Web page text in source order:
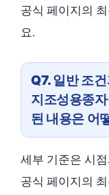
공식 페이지의
요.
Q7. 일반 조
지조성용종
된 내용은 어
세부 기준은 시
공식 페이지의